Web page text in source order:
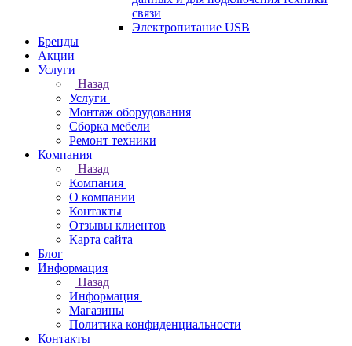
связи
Электропитание USB
Бренды
Акции
Услуги
Назад
Услуги
Монтаж оборудования
Сборка мебели
Ремонт техники
Компания
Назад
Компания
О компании
Контакты
Отзывы клиентов
Карта сайта
Блог
Информация
Назад
Информация
Магазины
Политика конфиденциальности
Контакты